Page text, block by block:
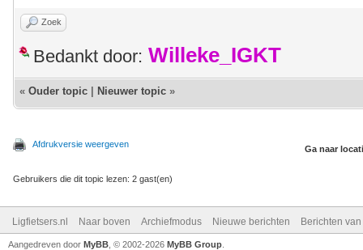
Zoek
Bedankt door: Willeke_IGKT
« Ouder topic Nieuwer topic »
Afdrukversie weergeven Ga naar
Gebruikers die dit topic lezen: 2 gast(en)
Ligfietsers.nl Naar boven Archiefmodus Nieuwe berichten Berichten
Aangedreven door MyBB , © 2002-2026 MyBB Group